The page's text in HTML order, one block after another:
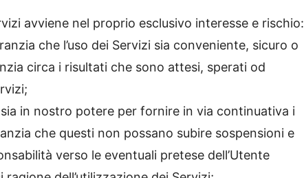
avviene nel proprio esclusivo interesse e rischio:
che l’uso dei Servizi sia conveniente, sicuro o
circa i risultati che sono attesi, sperati od
in nostro potere per fornire in via continuativa i
che questi non possano subire sospensioni e
verso le eventuali pretese dell’Utente